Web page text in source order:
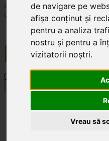
de navigare pe
afișa conținut și
pentru a analiza
nostru și pentru a
vizitatorii noștri.
Vreau să
Transportul este GRATUIT pentru
valoare de 100 Lei.
0
Categorii